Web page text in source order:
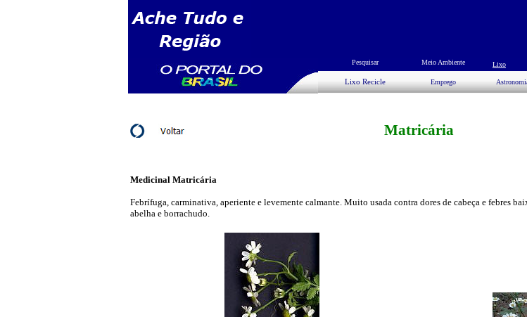
Pesquisar Meio Ambiente Lixo
Lixo Recicle Emprego
Matricária
Medicinal Matricária
Febrífuga, carminativa, aperiente e levemente calmante. Muito usada contra dores de cabeça e febres
abelha e borrachudo.